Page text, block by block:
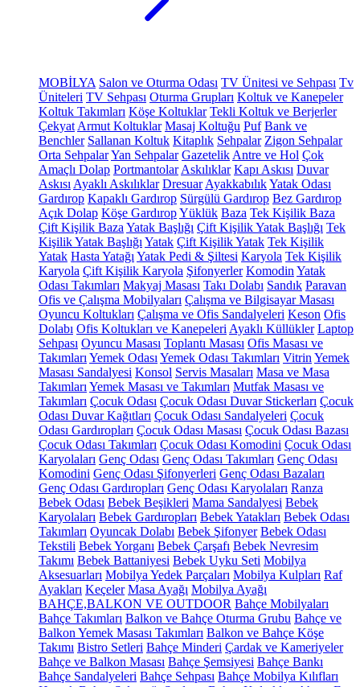
MOBİLYA Salon ve Oturma Odası TV Ünitesi ve Sehpası Tv
Üniteleri TV Sehpası Oturma Grupları Koltuk ve Kanepeler
Koltuk Takımları Köşe Koltuklar Tekli Koltuk ve Berjerler
Çekyat Armut Koltuklar Masaj Koltuğu Puf Bank ve
Benchler Sallanan Koltuk Kitaplık Sehpalar Zigon Sehpalar
Orta SehpalarYan Sehpalar Gazetelik Antre ve Hol Çok
Amaçlı Dolap Portmantolar Askılıklar Kapı Askısı Duvar
Askısı Ayaklı Askılıklar Dresuar AyakkabılıkYatak Odası
Gardırop Kapaklı Gardırop Sürgülü Gardırop Bez Gardırop
Açık Dolap Köşe GardıropYüklük Baza Tek Kişilik Baza
Çift Kişilik Baza Yatak Başlığı Çift Kişilik Yatak Başlığı Tek
Kişilik Yatak Başlığı Yatak Çift Kişilik Yatak Tek Kişilik
Yatak Hasta Yatağı Yatak Pedi & Şiltesi Karyola Tek Kişilik
Karyola Çift Kişilik Karyola Şifonyerler Komodin Yatak
Odası Takımları Makyaj Masası Takı Dolabı Sandık Paravan
Ofis ve Çalışma Mobilyaları Çalışma ve Bilgisayar Masası
Oyuncu Koltukları Çalışma ve Ofis Sandalyeleri Keson Ofis
Dolabı Ofis Koltukları ve Kanepeleri Ayaklı Küllükler Laptop
Sehpası Oyuncu Masası Toplantı Masası Ofis Masası ve
Takımları Yemek Odası Yemek Odası Takımları Vitrin Yemek
Masası Sandalyesi Konsol Servis Masaları Masa ve Masa
Takımları Yemek Masası ve Takımları Mutfak Masası ve
Takımları Çocuk Odası Çocuk Odası Duvar Stickerları Çocuk
Odası Duvar Kağıtları Çocuk Odası Sandalyeleri Çocuk
Odası Gardıropları Çocuk Odası Masası Çocuk Odası Bazası
Çocuk Odası Takımları Çocuk Odası Komodini Çocuk Odası
Karyolaları Genç Odası Genç Odası Takımları Genç Odası
Komodini Genç Odası Şifonyerleri Genç Odası Bazaları
Genç Odası Gardıropları Genç Odası Karyolaları Ranza
Bebek Odası Bebek Beşikleri Mama Sandalyesi Bebek
Karyolaları Bebek Gardıropları Bebek Yatakları Bebek Odası
Takımları Oyuncak Dolabı Bebek Şifonyer Bebek Odası
Tekstili Bebek Yorganı Bebek Çarşafı Bebek Nevresim
Takımı Bebek Battaniyesi Bebek Uyku Seti Mobilya
Aksesuarları Mobilya Yedek Parçaları Mobilya Kulpları Raf
Ayakları Keçeler Masa Ayağı Mobilya Ayağı
BAHÇE,BALKON VE OUTDOOR Bahçe Mobilyaları
Bahçe Takımları Balkon ve Bahçe Oturma Grubu Bahçe ve
Balkon Yemek Masası Takımları Balkon ve Bahçe Köşe
Takımı Bistro Setleri Bahçe Minderi Çardak ve Kameriyeler
Bahçe ve Balkon Masası Bahçe Şemsiyesi Bahçe Bankı
Bahçe Sandalyeleri Bahçe Sehpası Bahçe Mobilya Kılıfları